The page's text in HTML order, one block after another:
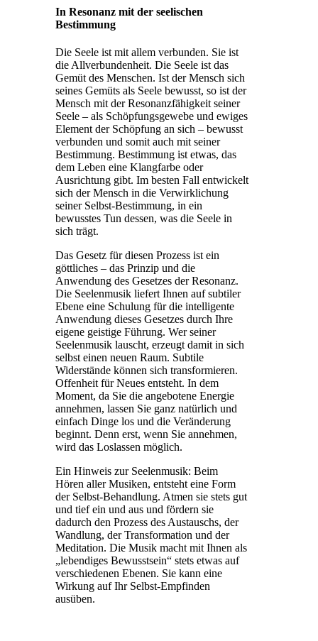
In Resonanz mit der seelischen
Bestimmung
Die Seele ist mit allem verbunden. Sie ist
die Allverbundenheit. Die Seele ist das
Gemüt des Menschen. Ist der Mensch sich
seines Gemüts als Seele bewusst, so ist der
Mensch mit der Resonanzfähigkeit seiner
Seele – als Schöpfungsgewebe und ewiges
Element der Schöpfung an sich – bewusst
verbunden und somit auch mit seiner
Bestimmung. Bestimmung ist etwas, das
dem Leben eine Klangfarbe oder
Ausrichtung gibt. Im besten Fall entwickelt
sich der Mensch in die Verwirklichung
seiner Selbst-Bestimmung, in ein
bewusstes Tun dessen, was die Seele in
sich trägt.
Das Gesetz für diesen Prozess ist ein
göttliches – das Prinzip und die
Anwendung des Gesetzes der Resonanz.
Die Seelenmusik liefert Ihnen auf subtiler
Ebene eine Schulung für die intelligente
Anwendung dieses Gesetzes durch Ihre
eigene geistige Führung. Wer seiner
Seelenmusik lauscht, erzeugt damit in sich
selbst einen neuen Raum. Subtile
Widerstände können sich transformieren.
Offenheit für Neues entsteht. In dem
Moment, da Sie die angebotene Energie
annehmen, lassen Sie ganz natürlich und
einfach Dinge los und die Veränderung
beginnt. Denn erst, wenn Sie annehmen,
wird das Loslassen möglich.
Ein Hinweis zur Seelenmusik: Beim
Hören aller Musiken, entsteht eine Form
der Selbst-Behandlung. Atmen sie stets gut
und tief ein und aus und fördern sie
dadurch den Prozess des Austauschs, der
Wandlung, der Transformation und der
Meditation. Die Musik macht mit Ihnen als
„lebendiges Bewusstsein“ stets etwas auf
verschiedenen Ebenen. Sie kann eine
Wirkung auf Ihr Selbst-Empfinden
ausüben.